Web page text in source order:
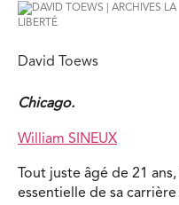
David Toews
Chicago.
William SINEUX
Tout juste âgé de 21
essentielle de sa